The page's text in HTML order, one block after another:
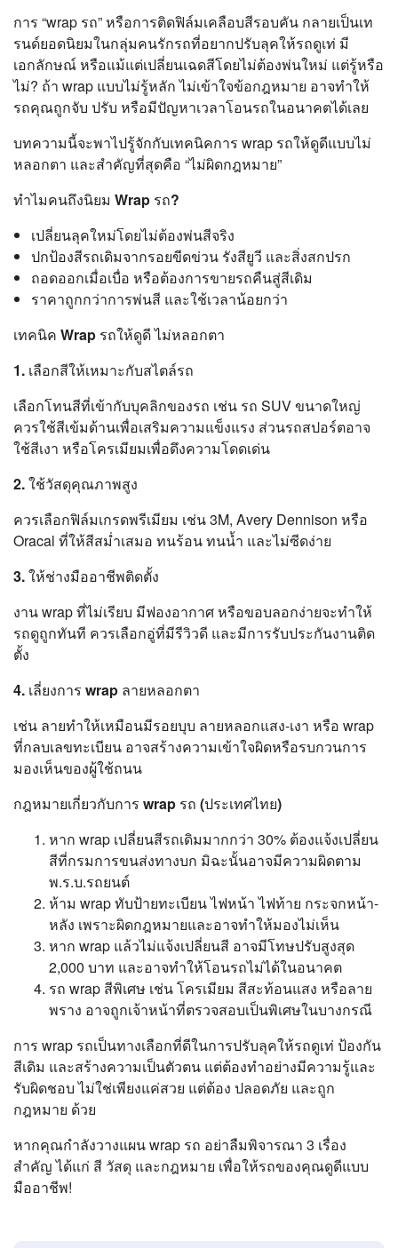
การ “wrap รถ” หรือการติดฟิล์มเคลือบสีรอบคัน กลายเป็นเท
รนด์ยอดนิยมในกลุ่มคนรักรถที่อยากปรับลุคให้รถดูเท่ มี
เอกลักษณ์ หรือแม้แต่เปลี่ยนเฉดสีโดยไม่ต้องพ่นใหม่ แต่รู้หรือ
ไม่? ถ้า wrap แบบไม่รู้หลัก ไม่เข้าใจข้อกฎหมาย อาจทำให้
รถคุณถูกจับ ปรับ หรือมีปัญหาเวลาโอนรถในอนาคตได้เลย
บทความนี้จะพาไปรู้จักกับเทคนิคการ wrap รถให้ดูดีแบบไม่
หลอกตา และสำคัญที่สุดคือ “ไม่ผิดกฎหมาย”
ทำไมคนถึงนิยม Wrap รถ?
เปลี่ยนลุคใหม่โดยไม่ต้องพ่นสีจริง
ปกป้องสีรถเดิมจากรอยขีดข่วน รังสียูวี และสิ่งสกปรก
ถอดออกเมื่อเบื่อ หรือต้องการขายรถคืนสู่สีเดิม
ราคาถูกกว่าการพ่นสี และใช้เวลาน้อยกว่า
เทคนิค Wrap รถให้ดูดี ไม่หลอกตา
1. เลือกสีให้เหมาะกับสไตล์รถ
เลือกโทนสีที่เข้ากับบุคลิกของรถ เช่น รถ SUV ขนาดใหญ่
ควรใช้สีเข้มด้านเพื่อเสริมความแข็งแรง ส่วนรถสปอร์ตอาจ
ใช้สีเงา หรือโครเมียมเพื่อดึงความโดดเด่น
2. ใช้วัสดุคุณภาพสูง
ควรเลือกฟิล์มเกรดพรีเมียม เช่น 3M, Avery Dennison หรือ
Oracal ที่ให้สีสม่ำเสมอ ทนร้อน ทนน้ำ และไม่ซีดง่าย
3. ให้ช่างมืออาชีพติดตั้ง
งาน wrap ที่ไม่เรียบ มีฟองอากาศ หรือขอบลอกง่ายจะทำให้
รถดูถูกทันที ควรเลือกอู่ที่มีรีวิวดี และมีการรับประกันงานติด
ตั้ง
4. เลี่ยงการ wrap ลายหลอกตา
เช่น ลายทำให้เหมือนมีรอยบุบ ลายหลอกแสง-เงา หรือ wrap
ที่กลบเลขทะเบียน อาจสร้างความเข้าใจผิดหรือรบกวนการ
มองเห็นของผู้ใช้ถนน
กฎหมายเกี่ยวกับการ wrap รถ (ประเทศไทย)
หาก wrap เปลี่ยนสีรถเดิมมากกว่า 30% ต้องแจ้งเปลี่ยน
สีที่กรมการขนส่งทางบก มิฉะนั้นอาจมีความผิดตาม
พ.ร.บ.รถยนต์
ห้าม wrap ทับป้ายทะเบียน ไฟหน้า ไฟท้าย กระจกหน้า-
หลัง เพราะผิดกฎหมายและอาจทำให้มองไม่เห็น
หาก wrap แล้วไม่แจ้งเปลี่ยนสี อาจมีโทษปรับสูงสุด
2,000 บาท และอาจทำให้โอนรถไม่ได้ในอนาคต
รถ wrap สีพิเศษ เช่น โครเมียม สีสะท้อนแสง หรือลาย
พราง อาจถูกเจ้าหน้าที่ตรวจสอบเป็นพิเศษในบางกรณี
การ wrap รถเป็นทางเลือกที่ดีในการปรับลุคให้รถดูเท่ ป้องกัน
สีเดิม และสร้างความเป็นตัวตน แต่ต้องทำอย่างมีความรู้และ
รับผิดชอบ ไม่ใช่เพียงแค่สวย แต่ต้อง ปลอดภัย และถูก
กฎหมาย ด้วย
หากคุณกำลังวางแผน wrap รถ อย่าลืมพิจารณา 3 เรื่อง
สำคัญ ได้แก่ สี วัสดุ และกฎหมาย เพื่อให้รถของคุณดูดีแบบ
มืออาชีพ!